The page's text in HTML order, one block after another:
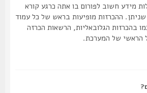
חשוב לפורום בו אתה כרגע קורא
ההכרזות מופיעות בראש של כל עמוד
הגלובאליות, הרשאות הכרזה
של המערכת.